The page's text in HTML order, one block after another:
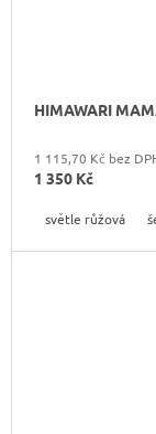
HIMAWARI
1 115,70 Kč bez
1 350 Kč
světle růžová